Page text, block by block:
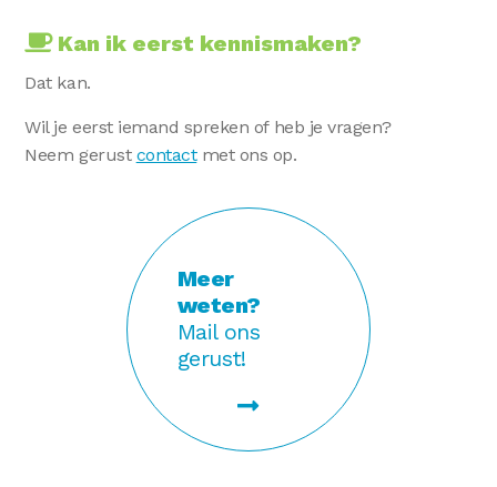
Kan ik eerst kennismaken?
Dat kan.
Wil je eerst iemand spreken of heb je vragen?
Neem gerust contactmet ons op.
Meer
weten?
Mail ons
gerust!